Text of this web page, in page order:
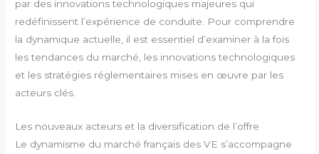
par des innovations technologiques majeures qui
redéfinissent l’expérience de conduite. Pour comprendre
la dynamique actuelle, il est essentiel d’examiner à la fois
les tendances du marché, les innovations technologiques
et les stratégies réglementaires mises en œuvre par les
acteurs clés.
Les nouveaux acteurs et la diversification de l’offre
Le dynamisme du marché français des VE s’accompagne